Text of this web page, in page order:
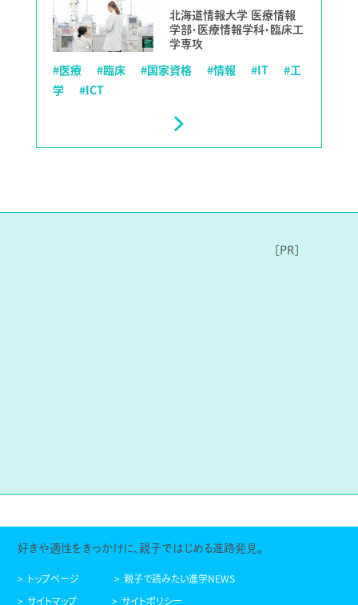
北海道情報大学 医療情報
学部・医療情報学科・臨床工
学専攻
#医療 #臨床 #国家資格 #情報 #IT
#工
学
#ICT
好きや適性をきっかけに、親子ではじめる進路発見。
トップページ
親子で読みたい進学NEWS
サイトマップ
サイトポリシー